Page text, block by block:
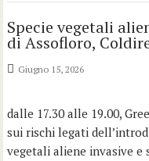
Specie vegetali
di Assofloro,
Giugno 15, 2026
dalle 17.30 alle 19.00,
sui rischi legati
vegetali aliene invasive